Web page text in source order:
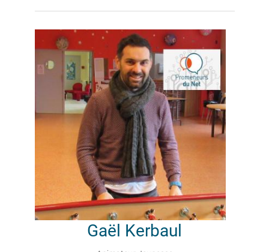
Gaël Kerbaul